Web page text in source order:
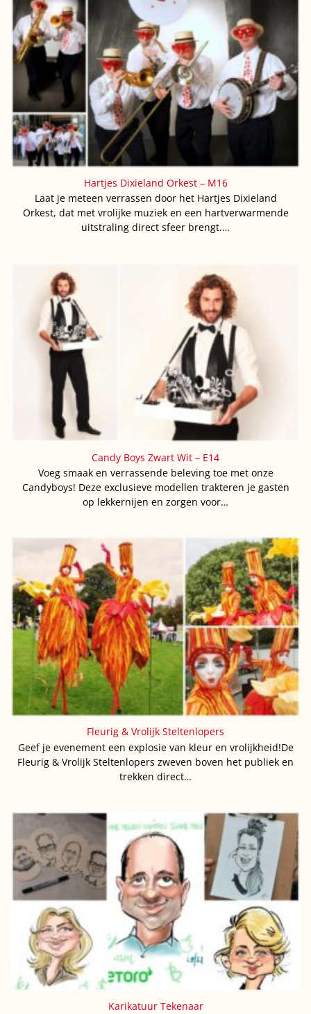
Hartjes Dixieland Orkest – M16
Laat je meteen verrassen door het Hartjes Dixieland
Orkest, dat met vrolijke muziek en een hartverwarmende
uitstraling direct sfeer brengt.…
Candy Boys Zwart Wit – E14
Voeg smaak en verrassende beleving toe met onze
Candyboys! Deze exclusieve modellen trakteren je gasten
op lekkernijen en zorgen voor…
Fleurig & Vrolijk Steltenlopers
Geef je evenement een explosie van kleur en vrolijkheid!De
Fleurig & Vrolijk Steltenlopers zweven boven het publiek en
trekken direct…
Karikatuur Tekenaar